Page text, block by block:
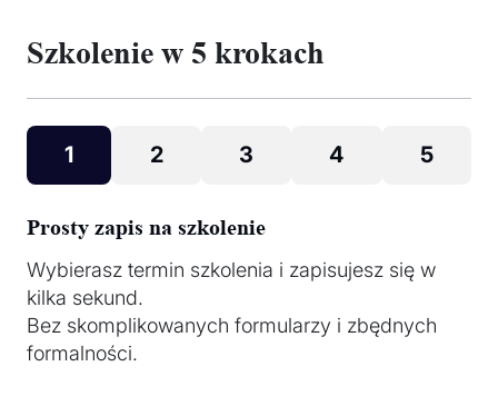
Szkolenie w 5 krokach
1 2 3 4 5
Prosty zapis na szkolenie
Wybierasz termin szkolenia i zapisujesz się w
kilka sekund.
Bez skomplikowanych formularzy i zbędnych
formalności.